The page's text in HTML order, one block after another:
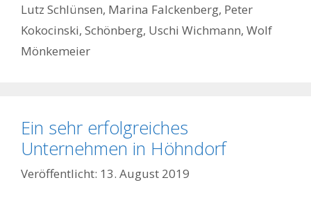
Lutz Schlünsen, Marina Falckenberg, Peter
Kokocinski, Schönberg, Uschi Wichmann, Wolf
Mönkemeier
Ein sehr erfolgreiches
Unternehmen in Höhndorf
13. August 2019